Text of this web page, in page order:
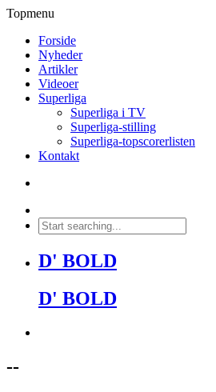
Topmenu
Forside
Nyheder
Artikler
Videoer
Superliga
Superliga i TV
Superliga-stilling
Superliga-topscorerlisten
Kontakt
D' BOLD
D' BOLD
--